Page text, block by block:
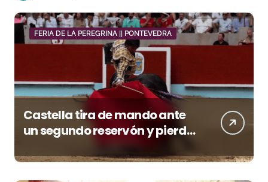
FERIA DE LA PEREGRINA || PONTEVEDRA
Castella tira de mando ante
un segundo reservón y pierde
premio con la espada